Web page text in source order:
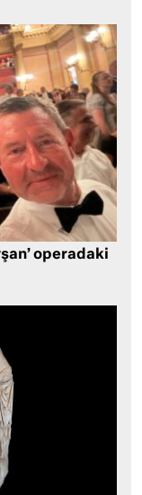
operadaki